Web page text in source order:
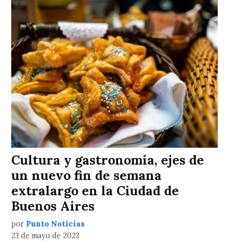
Cultura y gastronomía, ejes de
un nuevo fin de semana
extralargo en la Ciudad de
Buenos Aires
por Punto Noticias
23 de mayo de 2023